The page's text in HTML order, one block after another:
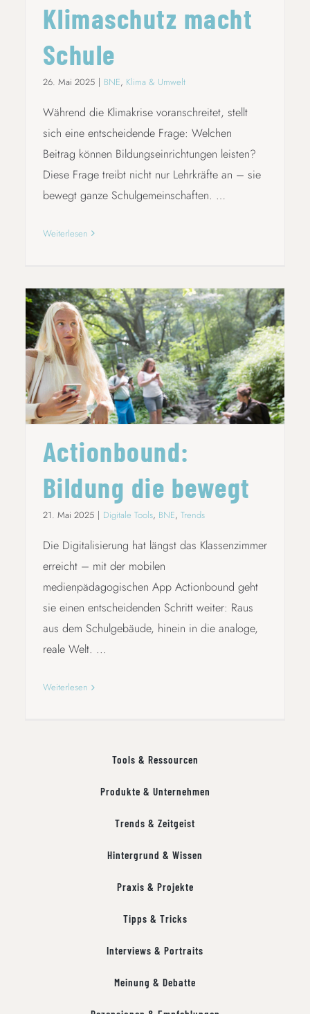
Klimaschutz macht
Schule
26. Mai 2025 | BNE, Klima & Umwelt
Während die Klimakrise voranschreitet, stellt
sich eine entscheidende Frage: Welchen
Beitrag können Bildungseinrichtungen leisten?
Diese Frage treibt nicht nur Lehrkräfte an – sie
bewegt ganze Schulgemeinschaften. …
Weiterlesen
ACTIONBOUND: BILDUNG DIE BEWEGT
Actionbound:
Bildung die bewegt
21. Mai 2025 | Digitale Tools, BNE, Trends
Die Digitalisierung hat längst das Klassenzimmer
erreicht – mit der mobilen
medienpädagogischen App Actionbound geht
sie einen entscheidenden Schritt weiter: Raus
aus dem Schulgebäude, hinein in die analoge,
reale Welt. ...
Weiterlesen
Tools & Ressourcen
Produkte & Unternehmen
Trends & Zeitgeist
Hintergrund & Wissen
Praxis & Projekte
Tipps & Tricks
Interviews & Portraits
Meinung & Debatte